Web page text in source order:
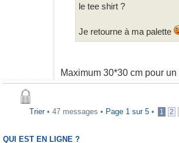
le tee shirt ?
Je retourne à ma palette
Maximum 30*30 cm pour un
Trier• 47 messages • Page 1 sur 5 • 1 2
QUI EST EN LIGNE ?